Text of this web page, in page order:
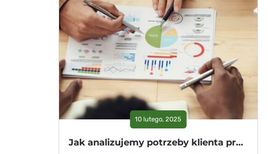
10 lutego, 2025
Jak analizujemy potrzeby klienta przed doborem technologii?